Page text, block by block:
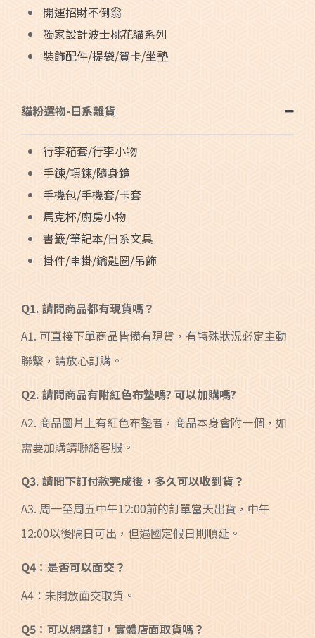
開運招財不倒翁
獨家設計波士桃花貓系列
裝飾配件/提袋/賀卡/坐墊
貓粉選物-日系雜貨
行李箱套/行李小物
手鍊/項鍊/隨身鏡
手機包/手機套/卡套
馬克杯/廚房小物
書籤/筆記本/日系文具
掛件/車掛/鑰匙圈/吊飾
Q1. 請問商品都有現貨嗎？
A1. 可直接下單商品皆備有現貨，有特殊狀況必定主動
聯繫，請放心訂購。
Q2. 請問商品有附紅色布墊嗎? 可以加購嗎?
A2. 商品圖片上有紅色布墊者，商品本身會附一個，如
需要加購請聯絡客服。
Q3. 請問下訂付款完成後，多久可以收到貨？
A3. 周一至周五中午12:00前的訂單當天出貨，中午
12:00以後隔日可出，但遇國定假日則順延。
Q4：是否可以面交？
A4：未開放面交取貨。
Q5：可以網路訂，實體店面取貨嗎？